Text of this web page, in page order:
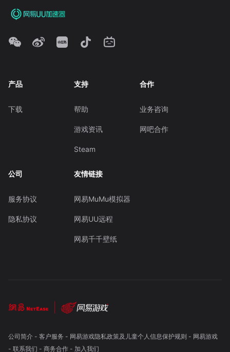
产品
下载
支持
帮助
游戏资讯
Steam
合作
业务咨询
网吧合作
公司
服务协议
隐私协议
友情链接
网易MuMu模拟器
网易UU远程
网易千千壁纸
公司简介- 客户服务 - 网易游戏隐私政策及儿童个人信息保护规则 - 网易游戏
- 联系我们 - 商务合作- 加入我们